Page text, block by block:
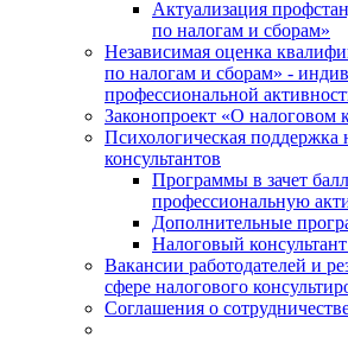
Актуализация
по налогам и сборам»
Независимая оценка
по налогам и сборам» -
профессиональной
Законопроект «О налоговом
Психологическая поддержка
консультантов
Программы в зачет
профессиональную
Дополнительные
Налоговый
Вакансии работодателей и
сфере налогового
Соглашения о